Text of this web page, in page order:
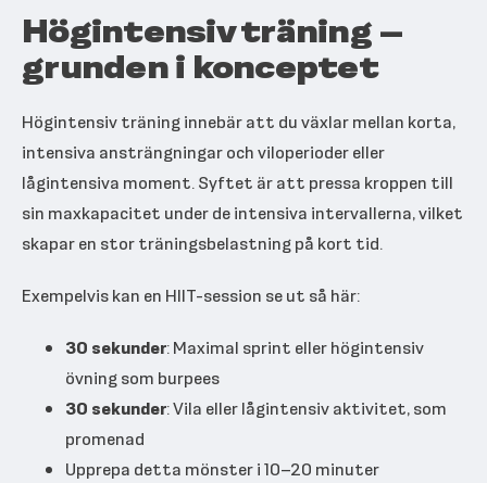
Högintensiv träning –
grunden i konceptet
Högintensiv träning innebär att du växlar mellan korta,
intensiva ansträngningar och viloperioder eller
lågintensiva moment. Syftet är att pressa kroppen till
sin maxkapacitet under de intensiva intervallerna, vilket
skapar en stor träningsbelastning på kort tid.
Exempelvis kan en HIIT-session se ut så här:
30 sekunder: Maximal sprint eller högintensiv
övning som burpees
30 sekunder: Vila eller lågintensiv aktivitet, som
promenad
Upprepa detta mönster i 10–20 minuter